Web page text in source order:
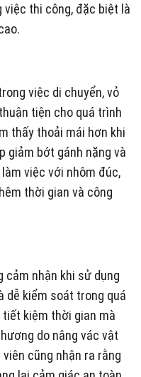
thi công, đặc biệt là
việc di chuyển, vỏ
tiện cho quá trình
thấy thoải mái hơn khi
giảm bớt gánh nặng và
việc với nhôm đúc,
thời gian và công
cảm nhận khi sử dụng
dễ kiểm soát trong quá
kiệm thời gian mà
do nâng vác vật
cũng nhận ra rằng